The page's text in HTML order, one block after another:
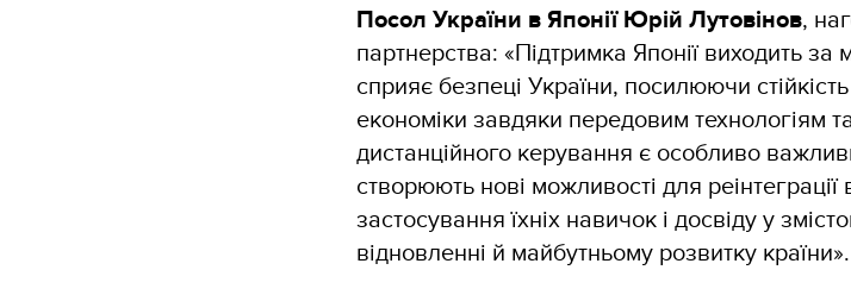
Посол України в Японії Юрій Лутовінов,
партнерства: «Підтримка Японії виходить
сприяє безпеці України, посилюючи
економіки завдяки передовим технологіям
дистанційного керування є особливо
створюють нові можливості для
застосування їхніх навичок і досвіду у
відновленні й майбутньому розвитку країни».